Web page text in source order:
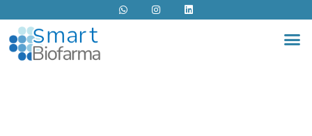
al
contenido
W
h
a
I
n
s
L
i
n